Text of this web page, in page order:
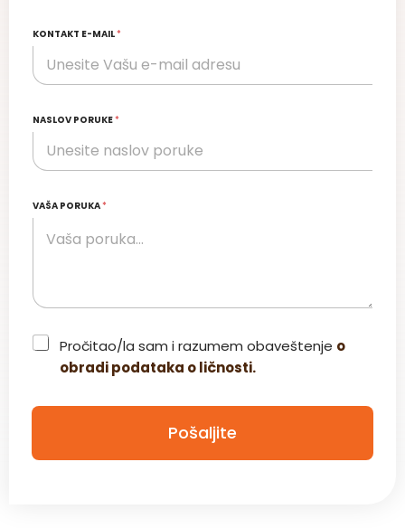
KONTAKT E-MAIL*
NASLOV PORUKE*
VAŠA PORUKA*
C
h
k
b
*
Pročitao/la sam i razumem obaveštenje o
obradi podataka o ličnosti.
Pošaljite